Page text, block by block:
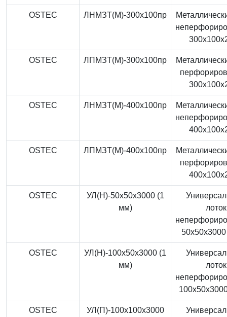
OSTEC ЛНМЗТ(М)-300x100пр
OSTEC ЛПМЗТ(М)-300x100пр
OSTEC ЛНМЗТ(М)-400x100пр
OSTEC ЛПМЗТ(М)-400x100пр
OSTEC
УЛ(Н)-50x50x3000 (1
мм)
лоток
OSTEC
УЛ(Н)-100x50x3000 (1
мм)
лоток
OSTEC
УЛ(П)-100x100x3000